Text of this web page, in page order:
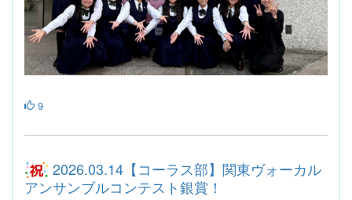
9
2026.03.14【コーラス部】関東ヴォーカル
アンサンブルコンテスト銀賞！